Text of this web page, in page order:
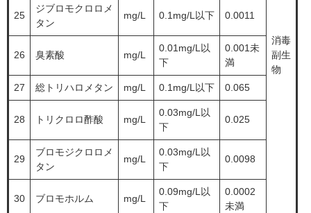
消毒
副生
物
25
ジブロモクロロメ
タン
mg/L 0.1mg/L以下 0.0011
26 臭素酸 mg/L
0.01mg/L以
下
0.001未
満
27 総トリハロメタン mg/L 0.1mg/L以下 0.065
28 トリクロロ酢酸 mg/L
0.03mg/L以
下
0.025
29
ブロモジクロロメ
タン
mg/L
0.03mg/L以
下
0.0098
30 ブロモホルム mg/L
0.09mg/L以
下
0.0002
未満